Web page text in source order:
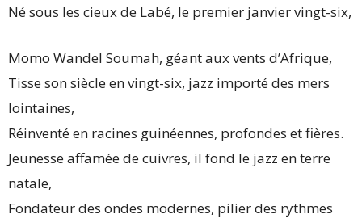
Né sous les cieux de Labé, le premier janvier vingt-six,
Momo Wandel Soumah, géant aux vents d’Afrique,
Tisse son siècle en vingt-six, jazz importé des mers
lointaines,
Réinventé en racines guinéennes, profondes et fières.
Jeunesse affamée de cuivres, il fond le jazz en terre
natale,
Fondateur des ondes modernes, pilier des rythmes